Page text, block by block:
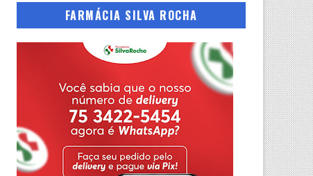
FARMÁCIA SILVA ROCHA